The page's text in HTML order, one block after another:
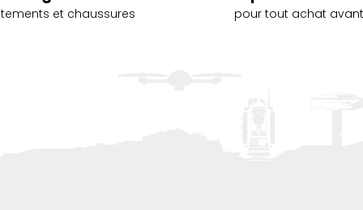
et chaussures pour tout achat avant